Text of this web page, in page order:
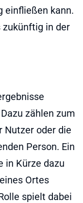
einfließen kann.
zukünftig in der
zählen zum
Nutzer oder die
Person. Ein
in Kürze dazu
Ortes
spielt dabei